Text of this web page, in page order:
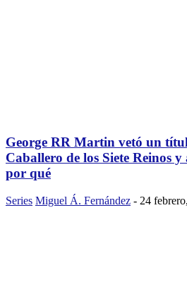
George RR Martin vetó un
Caballero de los Siete Reinos
por qué
Series Miguel Á. Fernández - 24